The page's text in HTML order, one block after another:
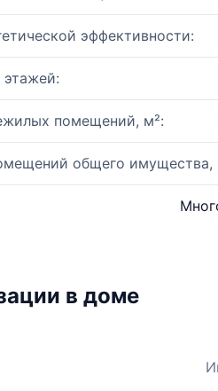
эффективности:
этажей:
помещений, м²:
общего имущества,
в доме